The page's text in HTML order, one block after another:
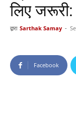
लिए
द्वारा Sarthak Samay -
Facebook